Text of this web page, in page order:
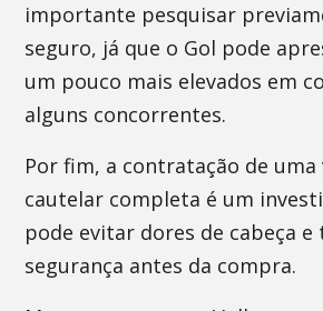
importante pesquisar
seguro, já que o Gol pode
um pouco mais elevados em
alguns concorrentes.
Por fim, a contratação de
cautelar completa é um
pode evitar dores de cabeça e
segurança antes da compra.